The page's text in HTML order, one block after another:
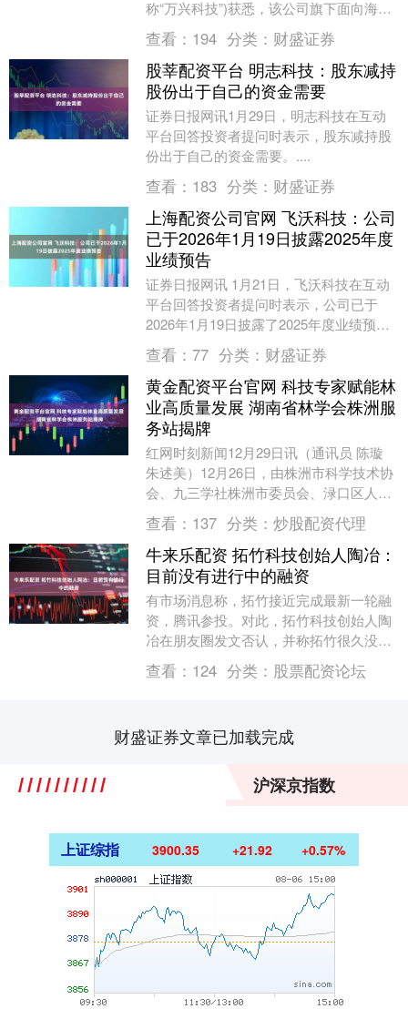
称“万兴科技”)获悉，该公司旗下面向海外
市场的视频创意明星产品Wonder....
查看： 194 分类： 财盛证券
股莘配资平台 明志科技：股东减持
股份出于自己的资金需要
证券日报网讯1月29日，明志科技在互动
平台回答投资者提问时表示，股东减持股
份出于自己的资金需要。....
查看： 183 分类： 财盛证券
上海配资公司官网 飞沃科技：公司
已于2026年1月19日披露2025年度
业绩预告
证券日报网讯 1月21日，飞沃科技在互动
平台回答投资者提问时表示，公司已于
2026年1月19日披露了2025年度业绩预
告。....
查看： 77 分类： 财盛证券
黄金配资平台官网 科技专家赋能林
业高质量发展 湖南省林学会株洲服
务站揭牌
红网时刻新闻12月29日讯（通讯员 陈璇
朱述美）12月26日，由株洲市科学技术协
会、九三学社株洲市委员会、渌口区人民
政府主办，渌口区科学技术协会、九三学
社株洲....
查看： 137 分类： 炒股配资代理
牛来乐配资 拓竹科技创始人陶冶：
目前没有进行中的融资
有市场消息称，拓竹接近完成最新一轮融
资，腾讯参投。对此，拓竹科技创始人陶
冶在朋友圈发文否认，并称拓竹很久没有
融资了，目前也没有进行中的融资。（全
天候科技）....
查看： 124 分类： 股票配资论坛
财盛证券文章已加载完成
沪深京指数
上证综指 3900.35 +21.92 +0.57%